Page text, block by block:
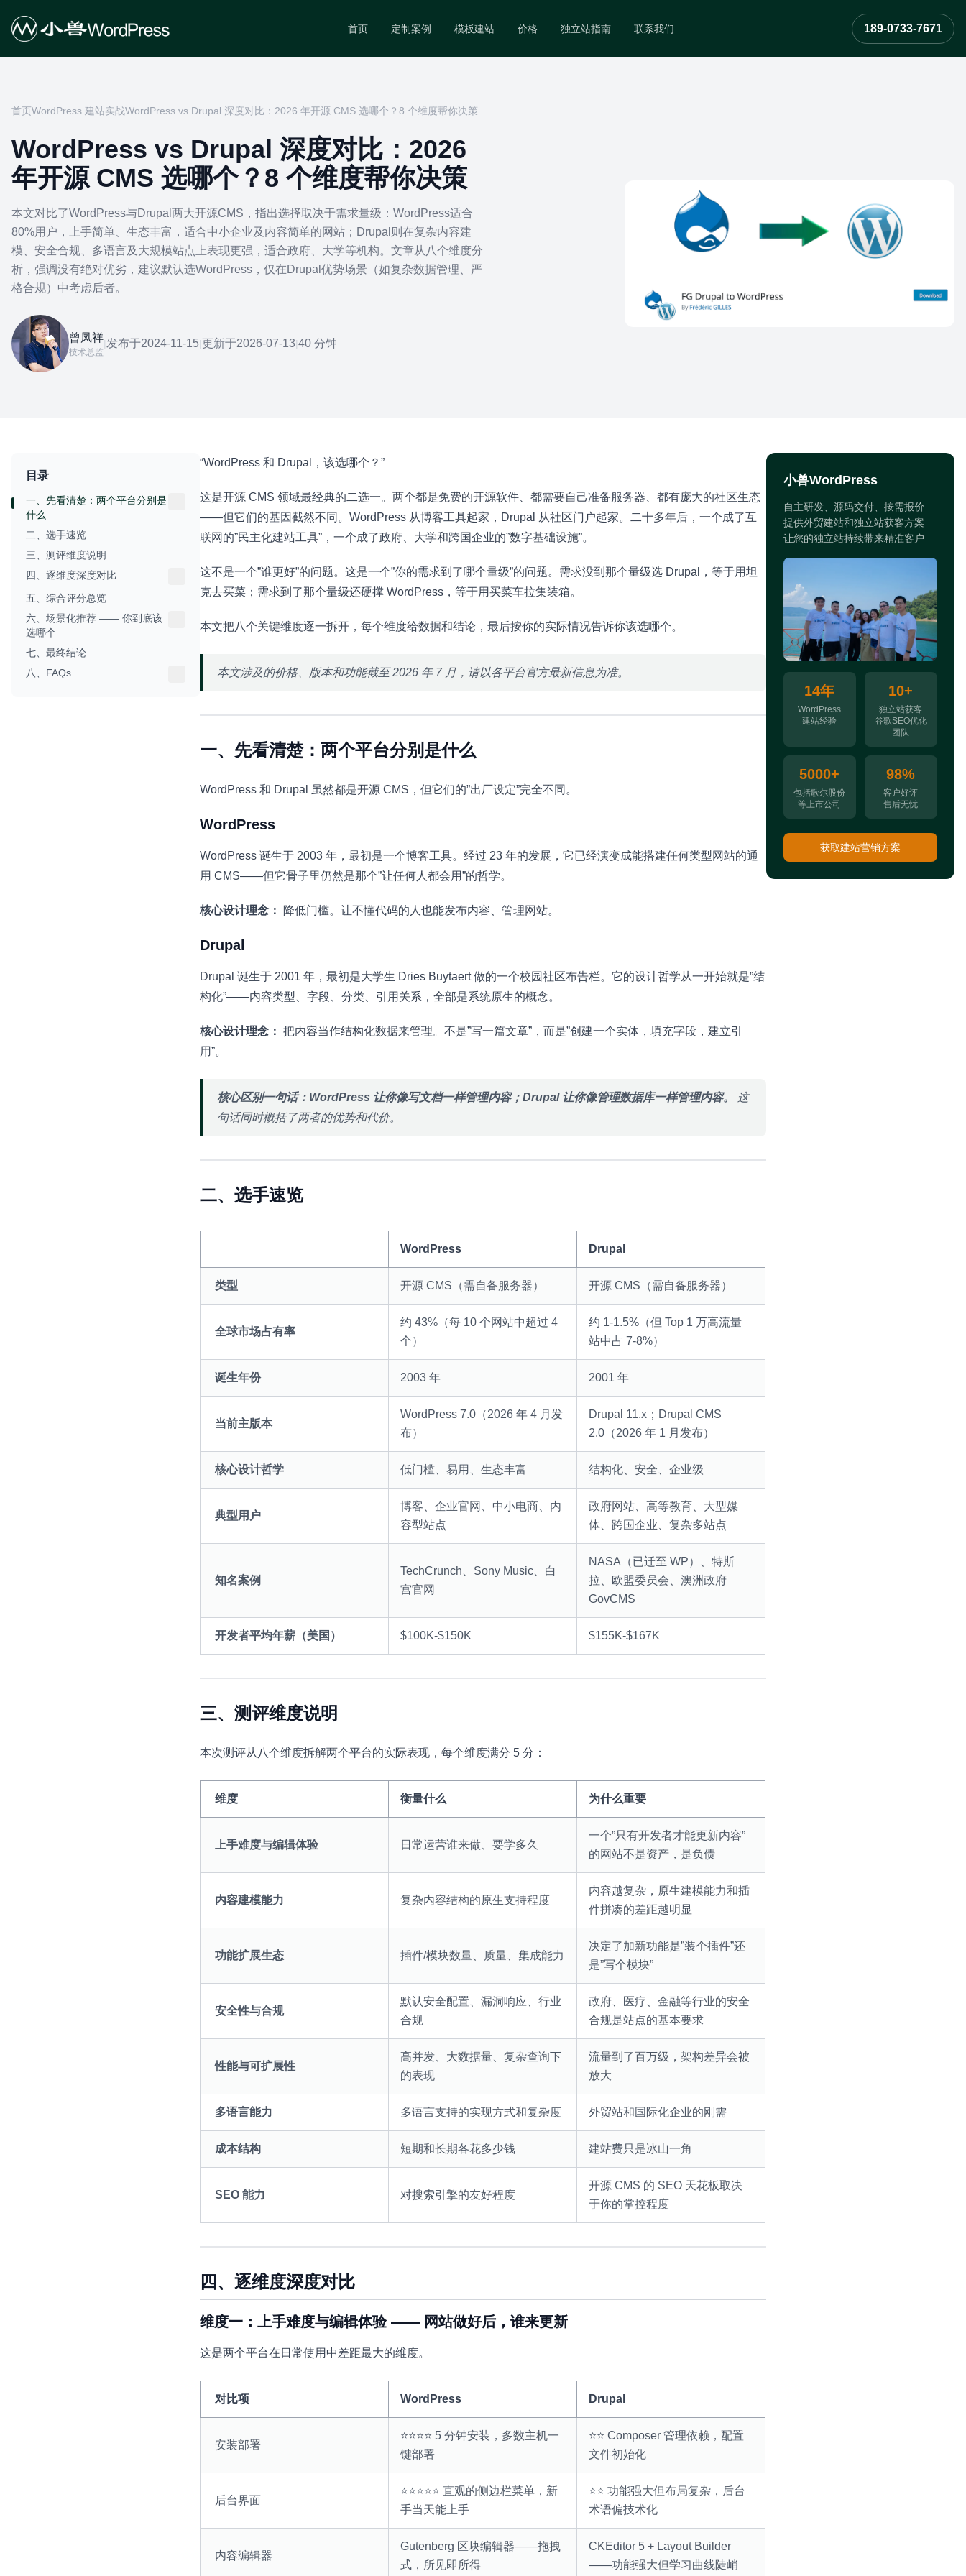
首页 定制案例 模板建站 价格 独立站指南 联系我们 189-0733-7671
首页WordPress 建站实战WordPress vs Drupal 深度对比：2026 年开源 CMS 选哪个？8 个维度帮你决策
WordPress vs Drupal 深度对比：2026
年开源 CMS 选哪个？8 个维度帮你决策
本文对比了WordPress与Drupal两大开源CMS，指出选择取决于需求量级：WordPress适合
80%用户，上手简单、生态丰富，适合中小企业及内容简单的网站；Drupal则在复杂内容建
模、安全合规、多语言及大规模站点上表现更强，适合政府、大学等机构。文章从八个维度分
析，强调没有绝对优劣，建议默认选WordPress，仅在Drupal优势场景（如复杂数据管理、严
格合规）中考虑后者。
曾凤祥
技术总监
|发布于2024-11-15|更新于2026-07-13|40 分钟
目录
一、先看清楚：两个平台分别是
什么
二、选手速览
三、测评维度说明
四、逐维度深度对比
五、综合评分总览
六、场景化推荐 —— 你到底该
选哪个
七、最终结论
八、FAQs
“WordPress 和 Drupal，该选哪个？”
这是开源 CMS 领域最经典的二选一。两个都是免费的开源软件、都需要自己准备服务器、都有庞大的社区生态
——但它们的基因截然不同。WordPress 从博客工具起家，Drupal 从社区门户起家。二十多年后，一个成了互
联网的”民主化建站工具”，一个成了政府、大学和跨国企业的”数字基础设施”。
这不是一个”谁更好”的问题。这是一个”你的需求到了哪个量级”的问题。需求没到那个量级选 Drupal，等于用坦
克去买菜；需求到了那个量级还硬撑 WordPress，等于用买菜车拉集装箱。
本文把八个关键维度逐一拆开，每个维度给数据和结论，最后按你的实际情况告诉你该选哪个。
本文涉及的价格、版本和功能截至 2026 年 7 月，请以各平台官方最新信息为准。
一、先看清楚：两个平台分别是什么
WordPress 和 Drupal 虽然都是开源 CMS，但它们的”出厂设定”完全不同。
WordPress
WordPress 诞生于 2003 年，最初是一个博客工具。经过 23 年的发展，它已经演变成能搭建任何类型网站的通
用 CMS——但它骨子里仍然是那个”让任何人都会用”的哲学。
核心设计理念： 降低门槛。让不懂代码的人也能发布内容、管理网站。
Drupal
Drupal 诞生于 2001 年，最初是大学生 Dries Buytaert 做的一个校园社区布告栏。它的设计哲学从一开始就是”结
构化”——内容类型、字段、分类、引用关系，全部是系统原生的概念。
核心设计理念： 把内容当作结构化数据来管理。不是”写一篇文章”，而是”创建一个实体，填充字段，建立引
用”。
核心区别一句话：WordPress 让你像写文档一样管理内容；Drupal 让你像管理数据库一样管理内容。
这
句话同时概括了两者的优势和代价。
二、选手速览
WordPress Drupal
类型 开源 CMS（需自备服务器） 开源 CMS（需自备服务器）
全球市场占有率
约 43%（每 10 个网站中超过 4
个）
约 1-1.5%（但 Top 1 万高流量
站中占 7-8%）
诞生年份 2003 年 2001 年
当前主版本
WordPress 7.0（2026 年 4 月发
布）
Drupal 11.x；Drupal CMS
2.0（2026 年 1 月发布）
核心设计哲学 低门槛、易用、生态丰富 结构化、安全、企业级
典型用户
博客、企业官网、中小电商、内
容型站点
政府网站、高等教育、大型媒
体、跨国企业、复杂多站点
知名案例
TechCrunch、Sony Music、白
宫官网
NASA（已迁至 WP）、特斯
拉、欧盟委员会、澳洲政府
GovCMS
开发者平均年薪（美国） $100K-$150K $155K-$167K
三、测评维度说明
本次测评从八个维度拆解两个平台的实际表现，每个维度满分 5 分：
维度 衡量什么 为什么重要
上手难度与编辑体验 日常运营谁来做、要学多久
一个”只有开发者才能更新内容”
的网站不是资产，是负债
内容建模能力 复杂内容结构的原生支持程度
内容越复杂，原生建模能力和插
件拼凑的差距越明显
功能扩展生态 插件/模块数量、质量、集成能力
决定了加新功能是”装个插件”还
是”写个模块”
安全性与合规
默认安全配置、漏洞响应、行业
合规
政府、医疗、金融等行业的安全
合规是站点的基本要求
性能与可扩展性
高并发、大数据量、复杂查询下
的表现
流量到了百万级，架构差异会被
放大
多语言能力 多语言支持的实现方式和复杂度 外贸站和国际化企业的刚需
成本结构 短期和长期各花多少钱 建站费只是冰山一角
SEO 能力 对搜索引擎的友好程度
开源 CMS 的 SEO 天花板取决
于你的掌控程度
四、逐维度深度对比
维度一：上手难度与编辑体验 —— 网站做好后，谁来更新
这是两个平台在日常使用中差距最大的维度。
对比项 WordPress Drupal
安装部署
⭐⭐⭐⭐ 5 分钟安装，多数主机一
键部署
⭐⭐ Composer 管理依赖，配置
文件初始化
后台界面
⭐⭐⭐⭐⭐ 直观的侧边栏菜单，新
手当天能上手
⭐⭐ 功能强大但布局复杂，后台
术语偏技术化
内容编辑器
Gutenberg 区块编辑器——拖拽
式，所见即所得
CKEditor 5 + Layout Builder
——功能强大但学习曲线陡峭
小兽WordPress
自主研发、源码交付、按需报价
提供外贸建站和独立站获客方案
让您的独立站持续带来精准客户
14年
WordPress
建站经验
10+
独立站获客
谷歌SEO优化
团队
5000+
包括歌尔股份
等上市公司
98%
客户好评
售后无忧
获取建站营销方案